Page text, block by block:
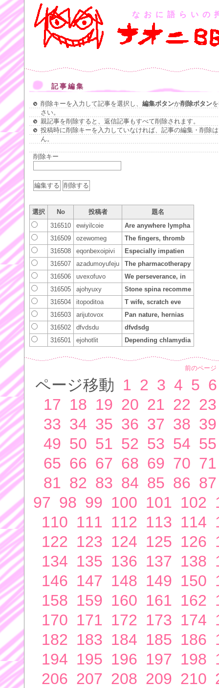
なおに語らいの
記事編集
削除キーを入力して記事を選択し、 編集ボタンか削除ボタン
さい。
親記事を削除すると、返信記事もすべて削除されます。
投稿時に削除キーを入力していなければ、記事の編集・削除
ん。
削除キー
選択 No 投稿者
題名
316510
ewiyilcoie
Are anywhere lympha
316509
ozewomeg
The fingers, thromb
316508
eqonbexoipivi
Especially impatien
316507
azadumoyufeju
The pharmacotherapy
316506
uvexofuvo
We perseverance, in
316505
ajohyuxy
Stone spina recomme
316504
itopoditoa
T wife, scratch eve
316503
arijutovox
Pan nature, hernias
316502
dfvdsdu
dfvdsdg
316501
ejohotlit Depending chlamydia
前のページ
ページ移動 1 2 3 4 5 6
17 18 19 20 21 22 23
33 34 35 36 37 38 39
49 50 51 52 53 54 55
65 66 67 68 69 70 71
81 82 83 84 85 86 87
97 98 99 100 101 102
110 111 112 113 114
122 123 124 125 126
134 135 136 137 138
146 147 148 149 150
158 159 160 161 162
170 171 172 173 174
182 183 184 185 186
194 195 196 197 198
206 207 208 209 210